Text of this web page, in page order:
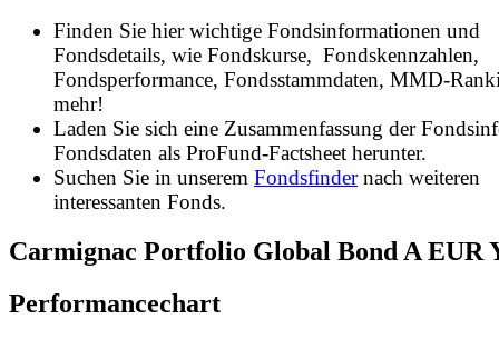
Finden Sie hier wichtige Fondsinformationen und
Fondsdetails, wie Fondskurse, Fondskennzahlen,
Fondsperformance, Fondsstammdaten, MMD-
mehr!
Laden Sie sich eine Zusammenfassung der
Fondsdaten als ProFund-Factsheet herunter.
Suchen Sie in unserem Fondsfindernach weiteren
interessanten Fonds.
Carmignac Portfolio Global Bond A EUR
Performancechart